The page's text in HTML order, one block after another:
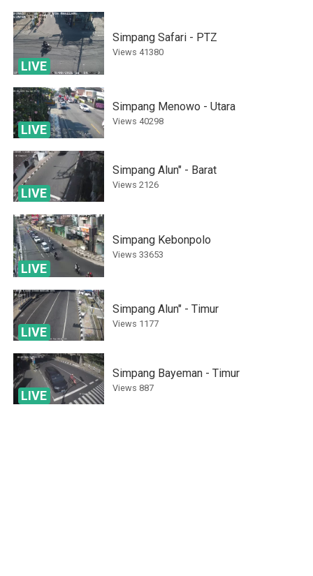
LIVE
Simpang Safari - PTZ
Views 41380
LIVE
Simpang Menowo - Utara
Views 40298
LIVE
Simpang Alun" - Barat
Views 2126
LIVE
Simpang Kebonpolo
Views 33653
LIVE
Simpang Alun" - Timur
Views 1177
LIVE
Simpang Bayeman - Timur
Views 887